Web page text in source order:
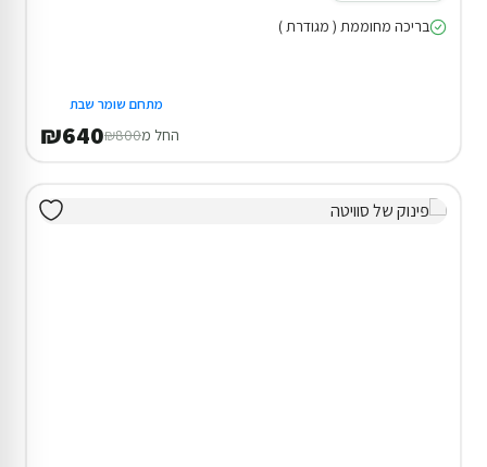
בריכה מחוממת ( מגודרת )
מתחם שומר שבת
החל מ₪800
₪640